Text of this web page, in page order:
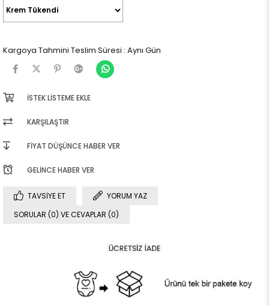
Kargoya Tahmini Teslim Süresi : Aynı Gün
İSTEK LISTEME EKLE
KARŞILAŞTIR
FIYAT DÜŞÜNCE HABER VER
GELINCE HABER VER
TAVSIYE ET
YORUM YAZ
SORULAR (0) VE CEVAPLAR (0)